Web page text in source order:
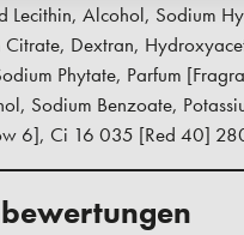
Lecithin, Alcohol, Sodium
Dextran,
Phytate, Parfum
Sodium Benzoate,
6], Ci 16 035 [Red 40]